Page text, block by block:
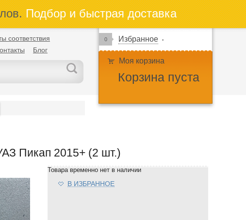
Подбор и быстрая доставка
соответствия
Блог
0 Избранное
Моя корзина
Корзина пуста
Пикап 2015+ (2 шт.)
Товара временно нет в наличии
В ИЗБРАННОЕ